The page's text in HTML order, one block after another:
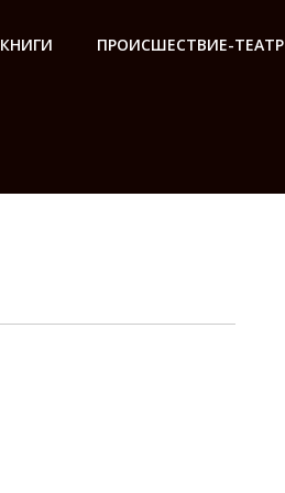
КНИГИ ПРОИСШЕСТВИЕ-ТЕАТР